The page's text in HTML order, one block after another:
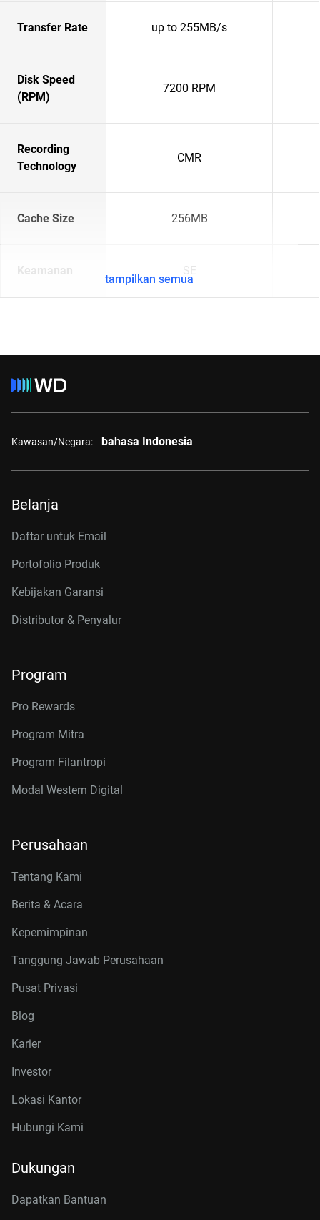
Transfer Rate up to 255MB/s
Disk Speed
(RPM)
7200 RPM
Recording
Technology
CMR
Cache Size 256MB
Keamanan SE
tampilkan semua
Kawasan/Negara: bahasa Indonesia
Belanja
Daftar untuk Email
Portofolio Produk
Kebijakan Garansi
Distributor & Penyalur
Program
Pro Rewards
Program Mitra
Program Filantropi
Modal Western Digital
Perusahaan
Tentang Kami
Berita & Acara
Kepemimpinan
Tanggung Jawab Perusahaan
Pusat Privasi
Blog
Karier
Investor
Lokasi Kantor
Hubungi Kami
Dukungan
Dapatkan Bantuan